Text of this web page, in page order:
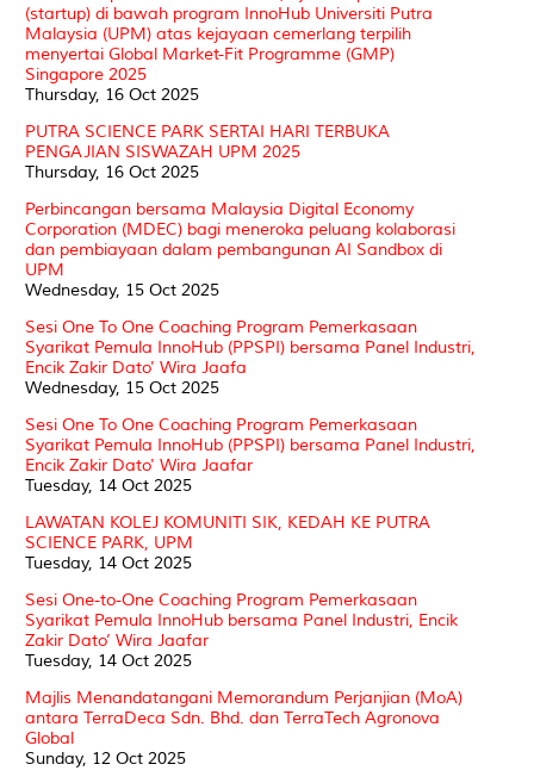
(startup) di bawah program InnoHub Universiti Putra
Malaysia (UPM) atas kejayaan cemerlang terpilih
menyertai Global Market-Fit Programme (GMP)
Singapore 2025
Thursday, 16 Oct 2025
PUTRA SCIENCE PARK SERTAI HARI TERBUKA
PENGAJIAN SISWAZAH UPM 2025
Thursday, 16 Oct 2025
Perbincangan bersama Malaysia Digital Economy
Corporation (MDEC) bagi meneroka peluang kolaborasi
dan pembiayaan dalam pembangunan AI Sandbox di
UPM
Wednesday, 15 Oct 2025
Sesi One To One Coaching Program Pemerkasaan
Syarikat Pemula InnoHub (PPSPI) bersama Panel Industri,
Encik Zakir Dato' Wira Jaafa
Wednesday, 15 Oct 2025
Sesi One To One Coaching Program Pemerkasaan
Syarikat Pemula InnoHub (PPSPI) bersama Panel Industri,
Encik Zakir Dato' Wira Jaafar
Tuesday, 14 Oct 2025
LAWATAN KOLEJ KOMUNITI SIK, KEDAH KE PUTRA
SCIENCE PARK, UPM
Tuesday, 14 Oct 2025
Sesi One-to-One Coaching Program Pemerkasaan
Syarikat Pemula InnoHub bersama Panel Industri, Encik
Zakir Dato’ Wira Jaafar
Tuesday, 14 Oct 2025
Majlis Menandatangani Memorandum Perjanjian (MoA)
antara TerraDeca Sdn. Bhd. dan TerraTech Agronova
Global
Sunday, 12 Oct 2025